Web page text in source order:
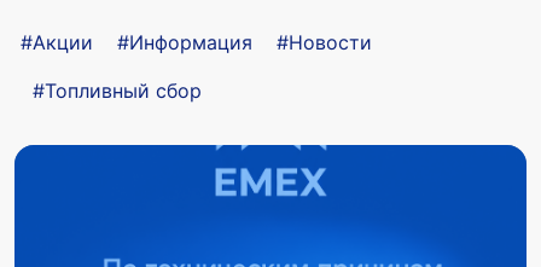
#Акции #Информация
#Новости
#Топливный сбор